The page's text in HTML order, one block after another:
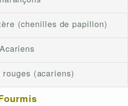
(chenilles de papillon)
Acariens
rouges (acariens)